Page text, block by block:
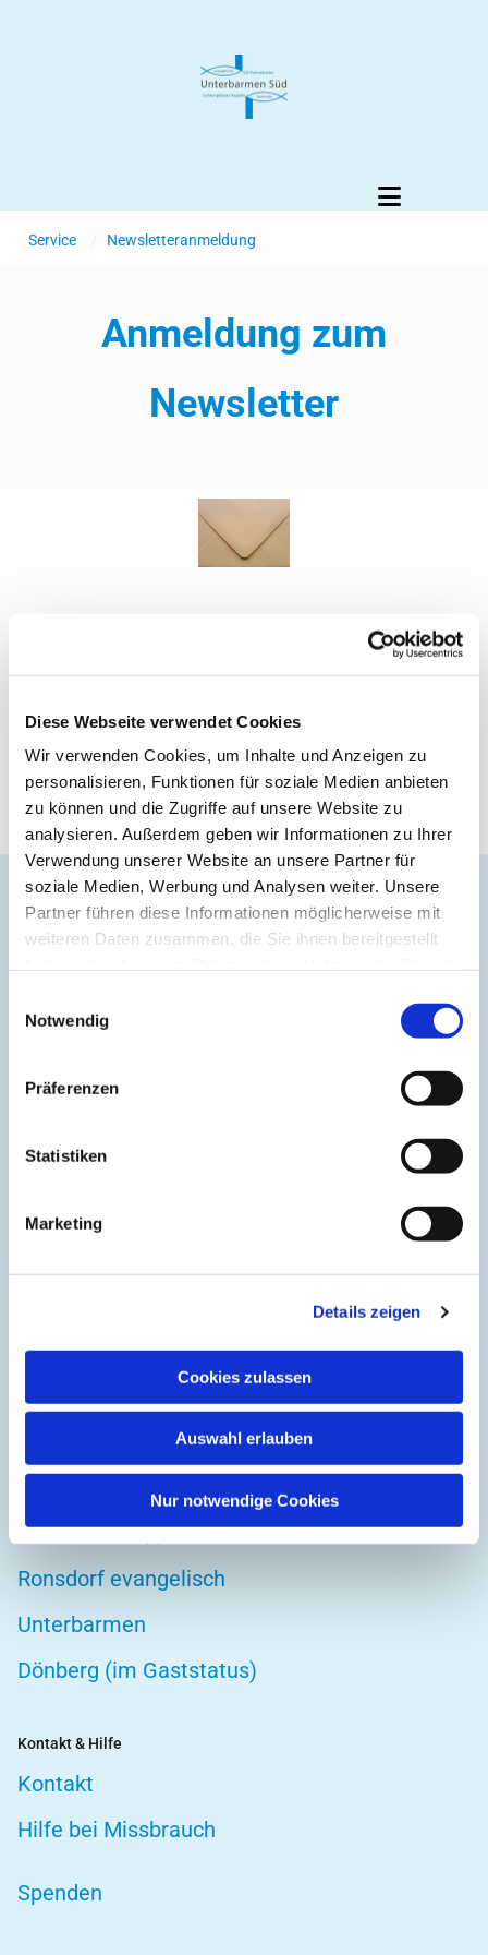
Diese Webseite verwendet Cookies
Wir verwenden Cookies, um Inhalte und Anzeigen zu
personalisieren, Funktionen für soziale Medien anbieten
zu können und die Zugriffe auf unsere Website zu
analysieren. Außerdem geben wir Informationen zu Ihrer
Verwendung unserer Website an unsere Partner für
soziale Medien, Werbung und Analysen weiter. Unsere
Partner führen diese Informationen möglicherweise mit
weiteren Daten zusammen, die Sie ihnen bereitgestellt
Notwendig
Präferenzen
Statistiken
Marketing
Details zeigen
Cookies zulassen
Auswahl erlauben
Nur notwendige Cookies
Service / Newsletteranmeldung
Anmeldung zum
Newsletter
Um Sie über Neuigkeiten, Termine und Veranstaltungen
unserer Gemeinde informieren zu können, würden wir uns
zum Newsletter
Und wenn Ihnen unser Newsletter gefällt, empfehlen Sie
ihn doch gerne weiter.
Evangelische Gemeinde Unterbarmen Süd
Kirchplatz 1
Bibelwerk
Diakonie Wuppertal
Telefonseelsorge
GEMEINDEN DER WEGGEMEINSCHAFT
Gemarke-Wupperfeld
Ronsdorf evangelisch
Unterbarmen
Dönberg (im Gaststatus)
Kontakt & Hilfe
Kontakt
Hilfe bei Missbrauch
Spenden